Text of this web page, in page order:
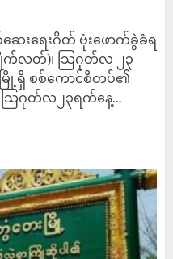
းရေးဂိတ် ဗုံးဖောက်ခွဲခံရ
ျိုက်လတ်)၊ သြဂုတ်လ ၂၃
ရှိ စစ်ကောင်စီတပ်၏
ြဂုတ်လ၂၃ရက်နေ့...